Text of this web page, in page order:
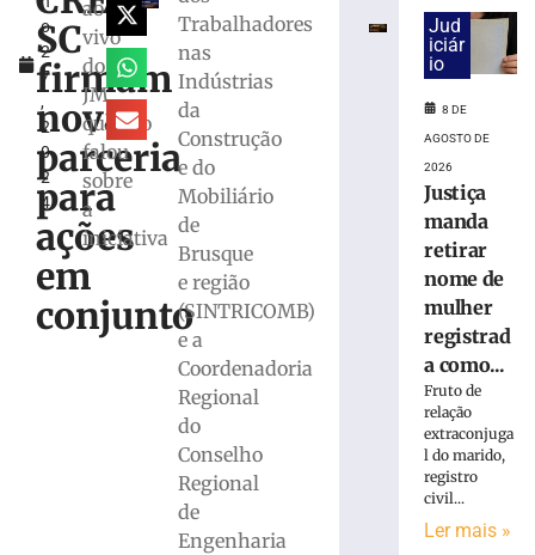
o
2
7
,
2
0
2
4
SC
firmam
nova
parceria
para
ações
em
conjunto
ao
vivo
do
JM
quando
falou
sobre
a
iniciativa
Trabalhadores
nas
Indústrias
da
Construção
e do
Mobiliário
de
Brusque
e região
(SINTRICOMB)
e a
Coordenadoria
Regional
do
Conselho
Regional
de
Engenharia
superam
depósitos
bilhões
julho
inclui
honorários
sucumbenciais
Jud
iciár
io
8 DE
AGOSTO DE
2026
Justiça
manda
retirar
nome de
mulher
registrad
a como...
Fruto de
relação
extraconjuga
l do marido,
registro
civil...
Ler mais »